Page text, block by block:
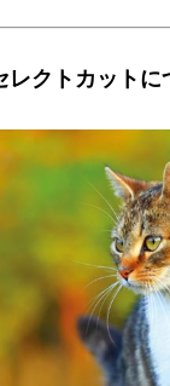
レクトカットに